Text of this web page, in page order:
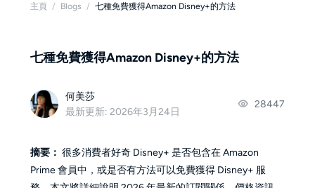
主頁 / Blogs / 七種免費獲得Amazon Disney+的方法
七種免費獲得Amazon Disney+的方法
何美莎
最新更新: 2026年3月24日
28447
摘要： 很多消費者好奇 Disney+ 是否包含在 Amazon
Prime 會員中，或是否有方法可以免費獲得 Disney+ 服